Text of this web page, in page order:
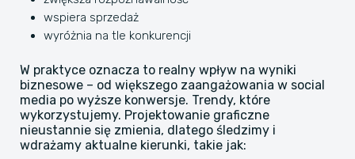
wspiera sprzedaż
wyróżnia na tle konkurencji
W praktyce oznacza to realny wpływ na wyniki
biznesowe – od większego zaangażowania w social
media po wyższe konwersje. Trendy, które
wykorzystujemy. Projektowanie graficzne
nieustannie się zmienia, dlatego śledzimy i
wdrażamy aktualne kierunki, takie jak: